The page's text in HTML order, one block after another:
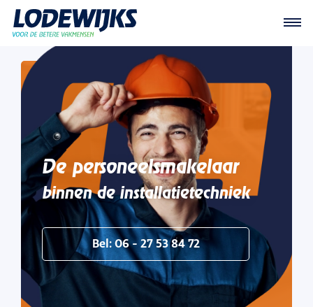
De personeelsmakelaar
binnen de installatietechniek
Bel: 06 - 27 53 84 72